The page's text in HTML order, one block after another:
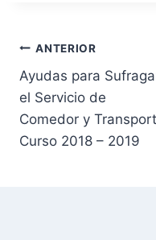
N
a
v
e
ANTERIOR
Ayudas para
el Servicio de
Comedor y
Curso 2018 – 2019